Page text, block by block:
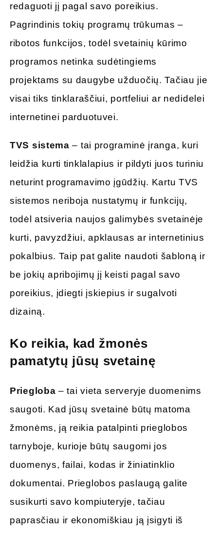
redaguoti jį pagal savo poreikius.
Pagrindinis tokių programų trūkumas –
ribotos funkcijos, todėl svetainių kūrimo
programos netinka sudėtingiems
projektams su daugybe užduočių. Tačiau jie
visai tiks tinklaraščiui, portfeliui ar nedidelei
internetinei parduotuvei.
TVS sistema – tai programinė įranga, kuri
leidžia kurti tinklalapius ir pildyti juos turiniu
neturint programavimo įgūdžių. Kartu TVS
sistemos neriboja nustatymų ir funkcijų,
todėl atsiveria naujos galimybės svetainėje
kurti, pavyzdžiui, apklausas ar internetinius
pokalbius. Taip pat galite naudoti šabloną ir
be jokių apribojimų jį keisti pagal savo
poreikius, įdiegti įskiepius ir sugalvoti
dizainą.
Ko reikia, kad žmonės
pamatytų jūsų svetainę
Priegloba – tai vieta serveryje duomenims
saugoti. Kad jūsų svetainė būtų matoma
žmonėms, ją reikia patalpinti prieglobos
tarnyboje, kurioje būtų saugomi jos
duomenys, failai, kodas ir žiniatinklio
dokumentai. Prieglobos paslaugą galite
susikurti savo kompiuteryje, tačiau
paprasčiau ir ekonomiškiau ją įsigyti iš